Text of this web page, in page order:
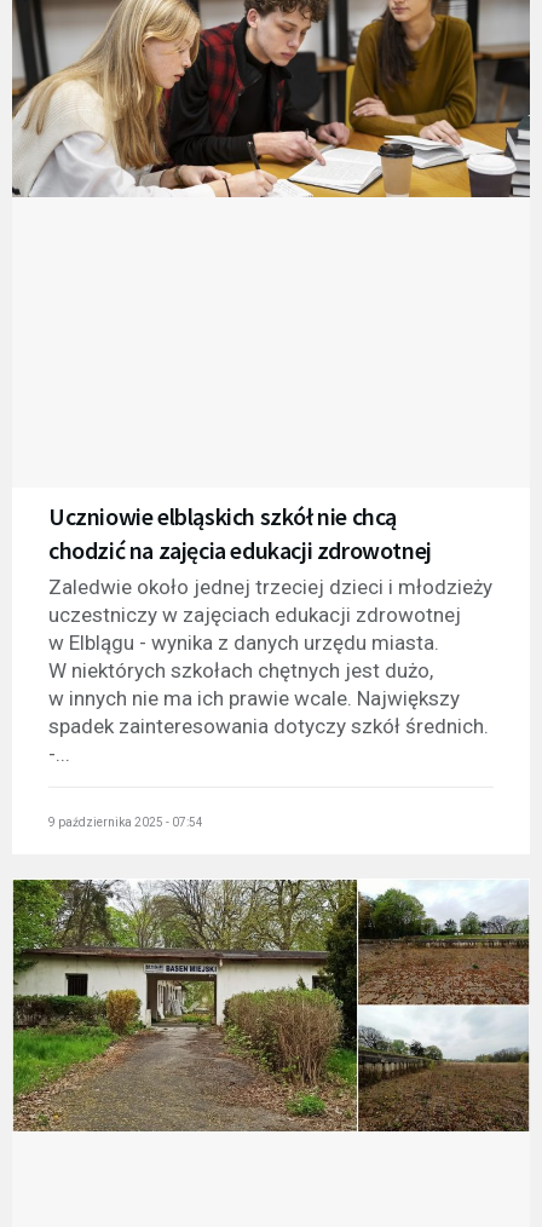
Uczniowie elbląskich szkół nie chcą
chodzić na zajęcia edukacji zdrowotnej
Zaledwie około jednej trzeciej dzieci i młodzieży
uczestniczy w zajęciach edukacji zdrowotnej
w Elblągu - wynika z danych urzędu miasta.
W niektórych szkołach chętnych jest dużo,
w innych nie ma ich prawie wcale. Największy
spadek zainteresowania dotyczy szkół średnich.
-...
9 października 2025 - 07:54